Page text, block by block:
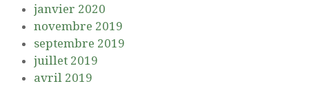
janvier 2020
novembre 2019
septembre 2019
juillet 2019
avril 2019